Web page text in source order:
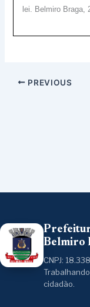
lei. Belmiro Braga,
PREVIOUS
Belmiro
CNPJ:
cidadão.